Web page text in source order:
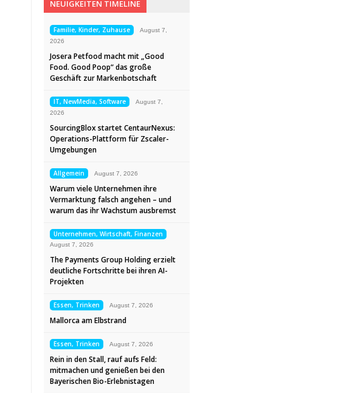
NEUIGKEITEN TIMELINE
Familie, Kinder, Zuhause
August 7,
2026
Josera Petfood macht mit „Good
Food. Good Poop“ das große
Geschäft zur Markenbotschaft
IT, NewMedia, Software
August 7,
2026
SourcingBlox startet CentaurNexus:
Operations-Plattform für Zscaler-
Umgebungen
Allgemein August 7, 2026
Warum viele Unternehmen ihre
Vermarktung falsch angehen – und
warum das ihr Wachstum ausbremst
Unternehmen, Wirtschaft, Finanzen
August 7, 2026
The Payments Group Holding erzielt
deutliche Fortschritte bei ihren AI-
Projekten
Essen, Trinken August 7, 2026
Mallorca am Elbstrand
Essen, Trinken August 7, 2026
Rein in den Stall, rauf aufs Feld:
mitmachen und genießen bei den
Bayerischen Bio-Erlebnistagen